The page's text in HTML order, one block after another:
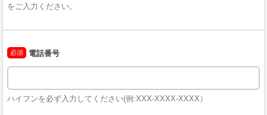
をご入力ください。
必須 電話番号
ハイフンを必ず入力してください(例:XXX-XXXX-XXXX）